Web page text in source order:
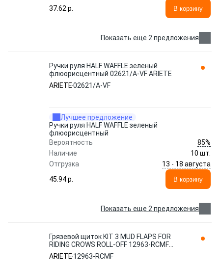
37.62 p.
В корзину
Показать еще 2 предложения
Ручки руля HALF WAFFLE зеленый
флюорисцентный 02621/A-VF ARIETE
ARIETE02621/A-VF
Лучшее предложение
Ручки руля HALF WAFFLE зеленый
флюорисцентный
Вероятность
85%
Наличие
10 шт.
Отгрузка
13 - 18 августа
45.94 p.
В корзину
Показать еще 2 предложения
Грязевой щиток KIT 3 MUD FLAPS FOR
RIDING CROWS ROLL-OFF 12963-RCMF
ARIETE
ARIETE 12963-RCMF